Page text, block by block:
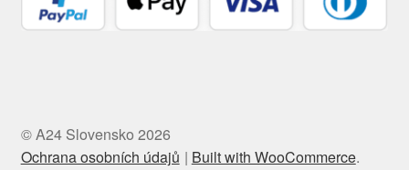
© A24 Slovensko 2026
Ochrana osobních údajů
Built with WooCommerce.